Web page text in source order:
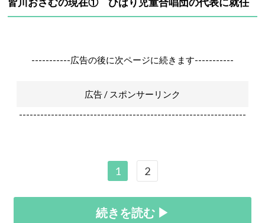
-----------広告の後に次ページに続きます-----------
広告 / スポンサーリンク
----------------------------------------------------------------
1 2
続きを読む ▶